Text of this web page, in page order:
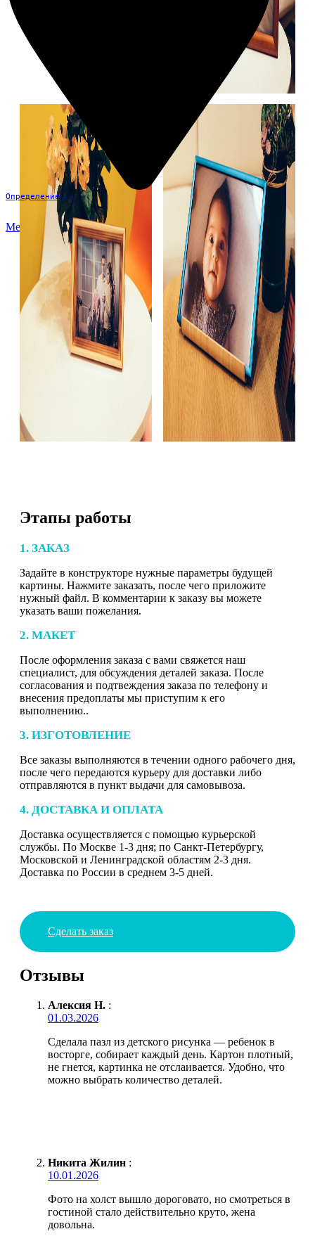
Определение...
Меню
Этапы работы
1. ЗАКАЗ
Задайте в конструкторе нужные параметры будущей
картины. Нажмите заказать, после чего приложите
нужный файл. В комментарии к заказу вы можете
указать ваши пожелания.
2. МАКЕТ
После оформления заказа с вами свяжется наш
специалист, для обсуждения деталей заказа. После
согласования и подтвеждения заказа по телефону и
внесения предоплаты мы приступим к его
выполнению..
3. ИЗГОТОВЛЕНИЕ
Все заказы выполняются в течении одного рабочего дня,
после чего передаются курьеру для доставки либо
отправляются в пункт выдачи для самовывоза.
4. ДОСТАВКА И ОПЛАТА
Доставка осуществляется с помощью курьерской
службы. По Москве 1-3 дня; по Санкт-Петербургу,
Московской и Ленинградской областям 2-3 дня.
Доставка по России в среднем 3-5 дней.
Сделать заказ
Отзывы
Алексия Н. :
01.03.2026
Сделала пазл из детского рисунка — ребенок в
восторге, собирает каждый день. Картон плотный,
не гнется, картинка не отслаивается. Удобно, что
можно выбрать количество деталей.
Никита Жилин :
10.01.2026
Фото на холст вышло дороговато, но смотреться в
гостиной стало действительно круто, жена
довольна.